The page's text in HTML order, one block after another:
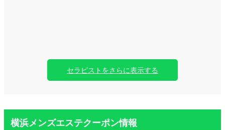
セラピストをさらに表示する
横浜メンズエステクーポン情報